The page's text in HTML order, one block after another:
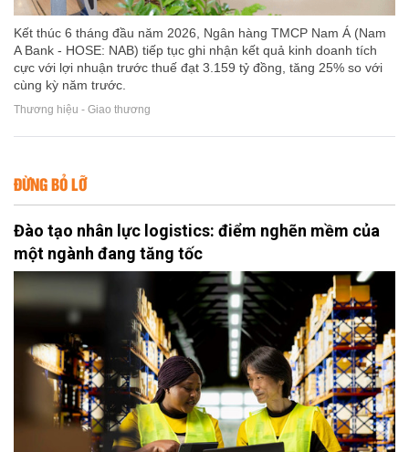
Kết thúc 6 tháng đầu năm 2026, Ngân hàng TMCP Nam Á (Nam
A Bank - HOSE: NAB) tiếp tục ghi nhận kết quả kinh doanh tích
cực với lợi nhuận trước thuế đạt 3.159 tỷ đồng, tăng 25% so với
cùng kỳ năm trước.
Thương hiệu - Giao thương
ĐỪNG BỎ LỠ
Đào tạo nhân lực logistics: điểm nghẽn mềm của
một ngành đang tăng tốc